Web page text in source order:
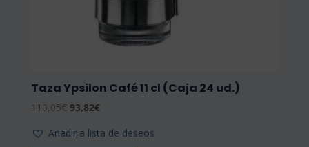
Taza Ypsilon Café 11 cl (Caja 24 ud.)
110,05€ El
original
93,82€El
actual
Añadir a lista de deseos